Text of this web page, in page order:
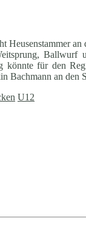
könnte für den
an den
U12